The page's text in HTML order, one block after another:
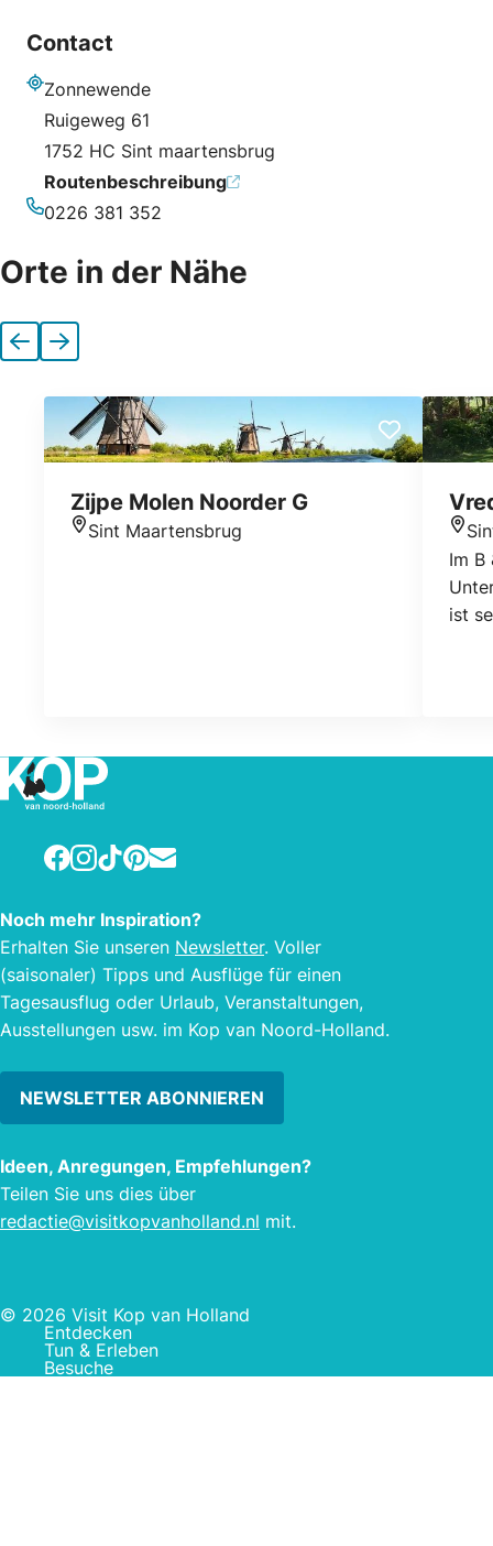
Contact
Zonnewende
Ruigeweg 61
1752 HC Sint maartensbrug
Routenbeschreibung
0226 381 352
Orte in der Nähe
VorherigeNächste
Zijpe Molen Noorder G
Sint Maartensbrug
Im B
ist
Facebook
Instagram
TikTokPinterest
E-mail
Noch mehr Inspiration?
Erhalten Sie unseren Newsletter. Voller
(saisonaler) Tipps und Ausflüge für einen
Tagesausflug oder Urlaub, Veranstaltungen,
Ausstellungen usw. im Kop van Noord-Holland.
NEWSLETTER ABONNIEREN
Ideen, Anregungen, Empfehlungen?
Teilen Sie uns dies über
redactie@visitkopvanholland.nl mit.
© 2026 Visit Kop van Holland
Entdecken
Tun & Erleben
Besuche